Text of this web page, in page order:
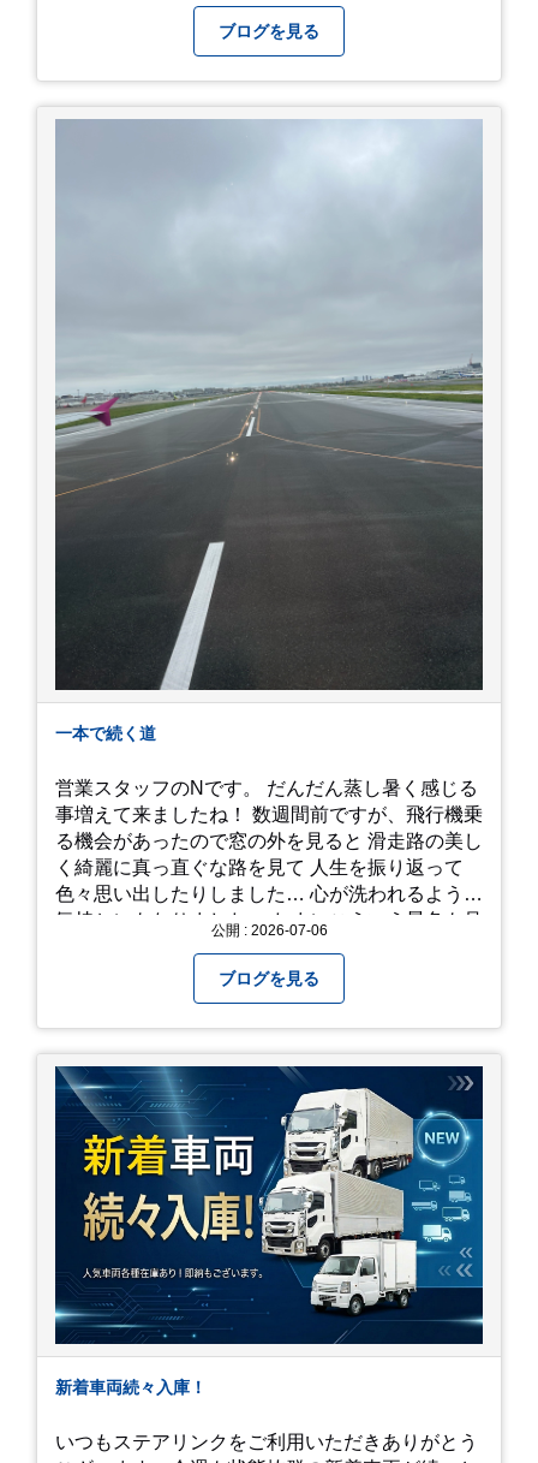
ただいており、豊富な販売ネットワークを活かし
た高価買取が可能です。
ブログを見る
一本で続く道
営業スタッフのNです。 だんだん蒸し暑く感じる
事増えて来ましたね！ 数週間前ですが、飛行機乗
る機会があったので窓の外を見ると 滑走路の美し
く綺麗に真っ直ぐな路を見て 人生を振り返って
色々思い出したりしました… 心が洗われるような
気持ちにもなりました。 たまにこういう景色も見
番になりますが皆様方くれぐれもご自愛ください
公開 : 2026-07-06
ブログを見る
新着車両続々入庫！
いつもステアリンクをご利用いただきありがとう